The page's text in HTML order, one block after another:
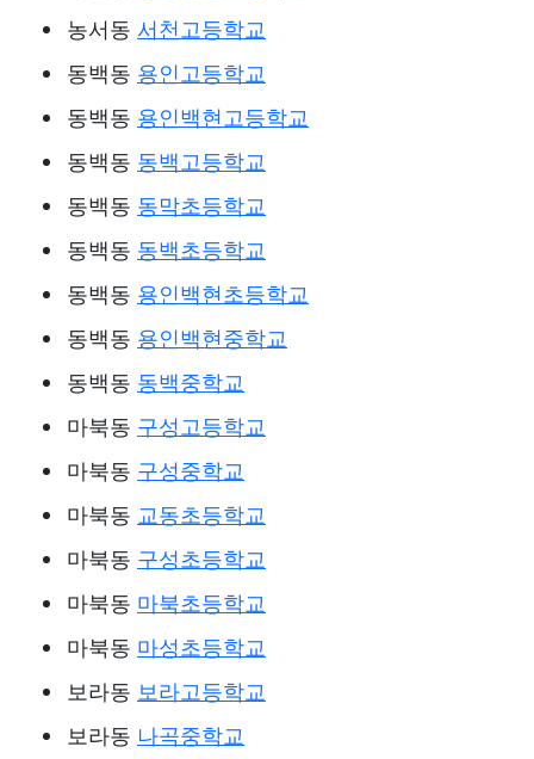
농서동 서천고등학교
동백동 용인고등학교
동백동 용인백현고등학교
동백동 동백고등학교
동백동 동막초등학교
동백동 동백초등학교
동백동 용인백현초등학교
동백동 용인백현중학교
동백동 동백중학교
마북동 구성고등학교
마북동 구성중학교
마북동 교동초등학교
마북동 구성초등학교
마북동 마북초등학교
마북동 마성초등학교
보라동 보라고등학교
보라동 나곡중학교